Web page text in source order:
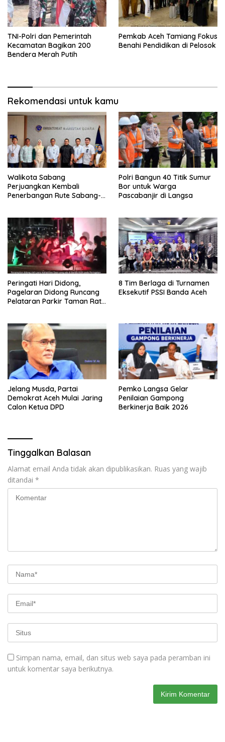
TNI-Polri dan Pemerintah
Kecamatan Bagikan 200
Bendera Merah Putih
Pemkab Aceh Tamiang Fokus
Benahi Pendidikan di Pelosok
Rekomendasi untuk kamu
Walikota Sabang
Perjuangkan Kembali
Penerbangan Rute Sabang-
Polri Bangun 40 Titik Sumur
Bor untuk Warga
Pascabanjir di Langsa
Peringati Hari Didong,
Pagelaran Didong Runcang
Pelataran Parkir Taman Ratu
8 Tim Berlaga di Turnamen
Eksekutif PSSI Banda Aceh
Jelang Musda, Partai
Demokrat Aceh Mulai Jaring
Calon Ketua DPD
Pemko Langsa Gelar
Penilaian Gampong
Berkinerja Baik 2026
Tinggalkan Balasan
Alamat email Anda tidak akan dipublikasikan. Ruas yang wajib
ditandai *
Simpan nama, email, dan situs web saya pada peramban ini
untuk komentar saya berikutnya.